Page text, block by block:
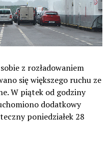
z rozładowaniem
się większego ruchu ze
W piątek od godziny
dodatkowy
poniedziałek 28